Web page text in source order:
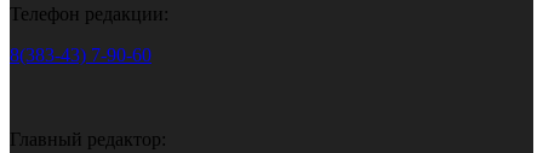
Телефон редакции:
8(383-43) 7-90-60
Главный редактор: